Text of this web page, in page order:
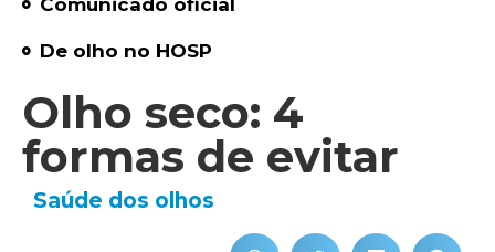
Comunicado oficial
De olho no HOSP
Olho seco: 4
formas de evitar
Saúde dos olhos